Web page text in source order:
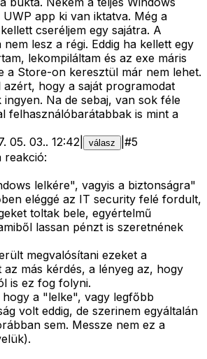
app ki van iktatva. Még a
cseréljem egy sajátra. A
lesz a régi. Eddig ha kellett egy
lekompiláltam és az exe máris
a Store-on keresztül már nem lehet.
azért, hogy a saját programodat
ingyen. Na de sebaj, van sok féle
felhasználóbarátabbak is mint a
05. 03.. 12:42 válasz #5
reakció:
lelkére", vagyis a biztonságra"
eléggé az IT security felé fordult,
toltak bele, egyértelmű
lassan pénzt is szeretnének
megvalósítani ezeket a
az más kérdés, a lényeg az, hogy
is ez fog folyni.
a "lelke", vagy legfőbb
volt eddig, de szerinem egyáltalán
sem. Messze nem ez a